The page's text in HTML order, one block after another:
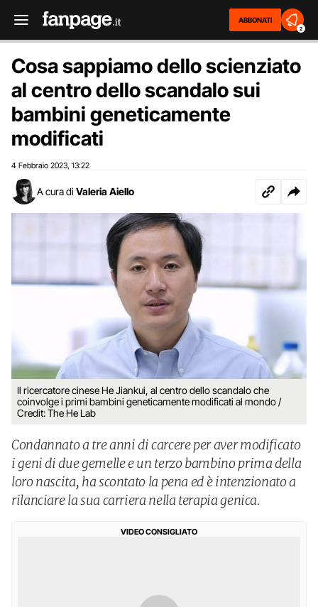
ABBONATI
2
Cosa sappiamo dello scienziato
al centro dello scandalo sui
bambini geneticamente
modificati
4 Febbraio 2023 13:22
A cura di Valeria Aiello
Il ricercatore cinese He Jiankui, al centro dello scandalo che
coinvolge i primi bambini geneticamente modificati al mondo /
Credit: The He Lab
Condannato a tre anni di carcere per aver modificato
i geni di due gemelle e un terzo bambino prima della
loro nascita, ha scontato la pena ed è intenzionato a
rilanciare la sua carriera nella terapia genica.
VIDEO CONSIGLIATO